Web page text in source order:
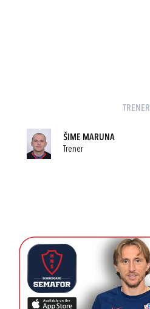
TRENER
ŠIME MARUNA
Trener